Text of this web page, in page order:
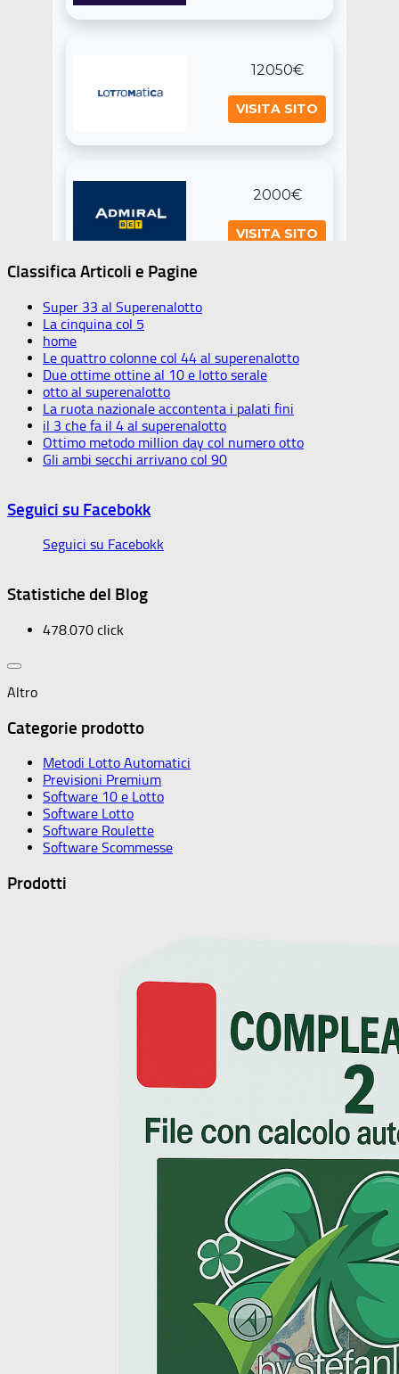
Classifica Articoli e Pagine
Super 33 al Superenalotto
La cinquina col 5
home
Le quattro colonne col 44 al superenalotto
Due ottime ottine al 10 e lotto serale
otto al superenalotto
La ruota nazionale accontenta i palati fini
il 3 che fa il 4 al superenalotto
Ottimo metodo million day col numero otto
Gli ambi secchi arrivano col 90
Seguici su Facebokk
Seguici su Facebokk
Statistiche del Blog
478.070 click
Altro
Categorie prodotto
Metodi Lotto Automatici
Previsioni Premium
Software 10 e Lotto
Software Lotto
Software Roulette
Software Scommesse
Prodotti